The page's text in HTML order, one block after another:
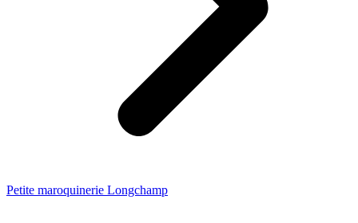
Petite maroquinerie Longchamp